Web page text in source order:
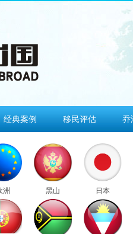
经典案例 移民评估 乔
洲 黑山 日本